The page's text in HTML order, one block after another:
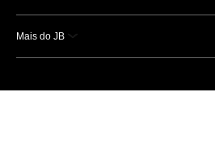
Mais do JB
Esportes